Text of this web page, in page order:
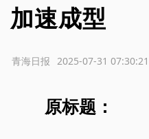
加速成型
2025-07-31 07:30:21
青海日报
原标题：